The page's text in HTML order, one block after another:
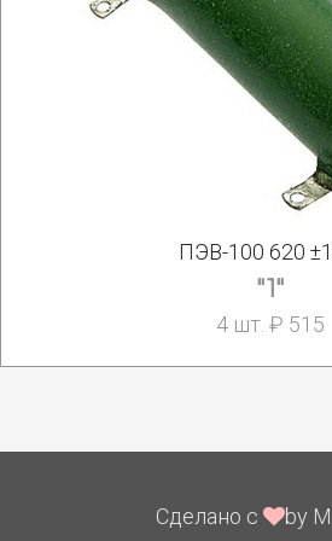
ПЭВ-100 620
"1"
4 шт. ₽ 515
Сделано с by